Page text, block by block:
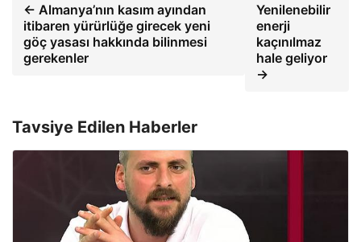
← Almanya’nın kasım ayından
itibaren yürürlüğe girecek yeni
göç yasası hakkında bilinmesi
gerekenler
Yenilenebilir
enerji
kaçınılmaz
hale geliyor
→
Tavsiye Edilen Haberler